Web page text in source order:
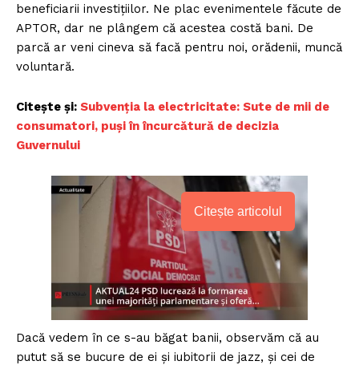
beneficiarii investiţiilor. Ne plac evenimentele făcute de
APTOR, dar ne plângem că acestea costă bani. De
parcă ar veni cineva să facă pentru noi, orădenii, muncă
voluntară.
Citește și: Subvenția la electricitate: Sute de mii de
consumatori, puși în încurcătură de decizia
Guvernului
Citește articolul
Dacă vedem în ce s-au băgat banii, observăm că au
putut să se bucure de ei şi iubitorii de jazz, şi cei de